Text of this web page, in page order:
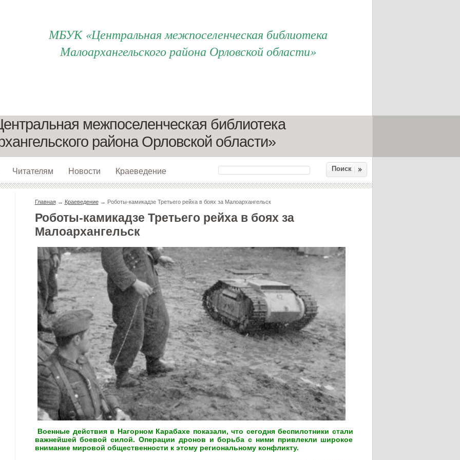
МБУК «Центральная межпоселенческая библиотека
Малоархангельского района Орловской области»
Читателям Новости Краеведение
межпоселенческая библиотека
района Орловской области»
Поиск
Главная→ Краеведение→ Роботы-камикадзе Третьего рейха в боях за Малоархангельск
Роботы-камикадзе Третьего рейха в боях за
Малоархангельск
Военные действия в Нагорном Карабахе показали, что сегодня беспилотники стали
важнейшей боевой силой. Операции дронов и борьба с ними привлекли широкое
внимание мировой общественности к этому региональному конфликту.